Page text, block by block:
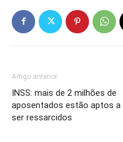
Artigo anterior
INSS: mais de 2 milhões de
aposentados estão aptos a
ser ressarcidos